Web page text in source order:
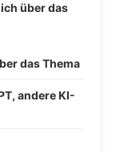
über das
das Thema
andere KI-